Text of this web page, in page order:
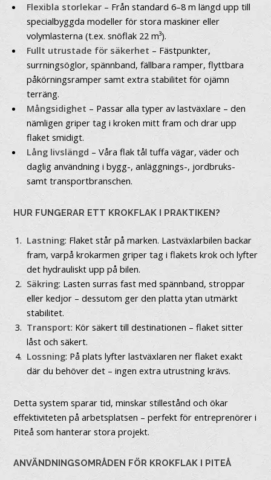
Flexibla storlekar– Från standard 6–8 m längd upp till
specialbyggda modeller för stora maskiner eller
volymlasterna (t.ex. snöflak 22 m³).
Fullt utrustade för säkerhet – Fästpunkter,
surrningsöglor, spännband, fällbara ramper, flyttbara
påkörningsramper samt extra stabilitet för ojämn
terräng.
Mångsidighet – Passar alla typer av lastväxlare – den
nämligen griper tag i kroken mitt fram och drar upp
flaket smidigt.
Lång livslängd – Våra flak tål tuffa vägar, väder och
daglig användning i bygg-, anläggnings-, jordbruks-
samt transportbranschen.
HUR FUNGERAR ETT KROKFLAK I PRAKTIKEN?
Lastning: Flaket står på marken. Lastväxlarbilen backar
fram, varpå krokarmen griper tag i flakets krok och lyfter
det hydrauliskt upp på bilen.
Säkring: Lasten surras fast med spännband, stroppar
eller kedjor – dessutom ger den platta ytan utmärkt
stabilitet.
Transport: Kör säkert till destinationen – flaket sitter
låst och säkert.
Lossning: På plats lyfter lastväxlaren ner flaket exakt
där du behöver det – ingen extra utrustning krävs.
Detta system sparar tid, minskar stillestånd och ökar
effektiviteten på arbetsplatsen – perfekt för entreprenörer i
Piteå som hanterar stora projekt.
ANVÄNDNINGSOMRÅDEN FÖR KROKFLAK I PITEÅ